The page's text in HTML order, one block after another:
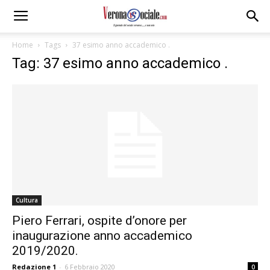
Home Tags 37 esimo anno accademico .
Tag: 37 esimo anno accademico .
Cultura
Piero Ferrari, ospite d’onore per
inaugurazione anno accademico
2019/2020.
Redazione 1 - 6 Febbraio 2020 0